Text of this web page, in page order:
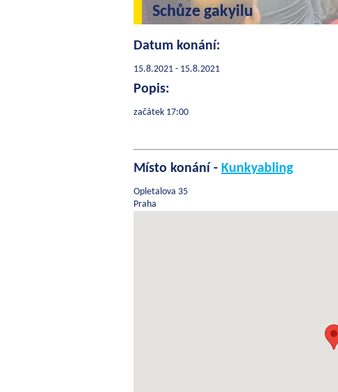
Schůze gakyilu
Datum konání:
15.8.2021 - 15.8.2021
Popis:
začátek 17:00
Místo konání - Kunkyabling
Opletalova 35
Praha